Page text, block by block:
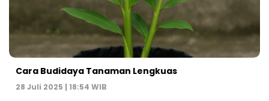
Cara Budidaya Tanaman Lengkuas
28 Juli 2025 | 18:54 WIB